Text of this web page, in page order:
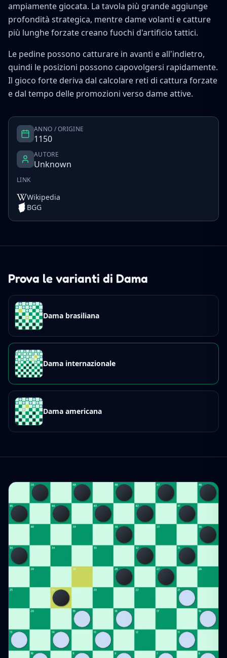
ampiamente giocata. La tavola più grande aggiunge
profondità strategica, mentre dame volanti e catture
più lunghe forzate creano fuochi d'artificio tattici.
Le pedine possono catturare in avanti e all'indietro,
quindi le posizioni possono capovolgersi rapidamente.
Il gioco forte deriva dal calcolare reti di cattura forzate
e dal tempo delle promozioni verso dame attive.
ANNO / ORIGINE
1150
AUTORE
Unknown
LINK
Wikipedia
BGG
Prova le varianti di Dama
Dama brasiliana
Dama internazionale
Dama americana